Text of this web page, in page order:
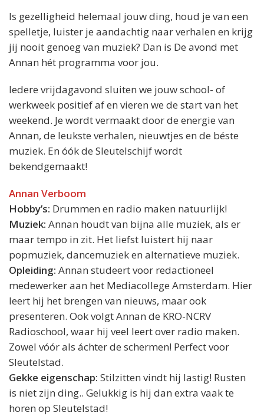
Is gezelligheid helemaal jouw ding, houd je van een
spelletje, luister je aandachtig naar verhalen en krijg
jij nooit genoeg van muziek? Dan is De avond met
Annan hét programma voor jou.
Iedere vrijdagavond sluiten we jouw school- of
werkweek positief af en vieren we de start van het
weekend. Je wordt vermaakt door de energie van
Annan, de leukste verhalen, nieuwtjes en de béste
muziek. En óók de Sleutelschijf wordt
bekendgemaakt!
Annan Verboom
Hobby’s: Drummen en radio maken natuurlijk!
Muziek: Annan houdt van bijna alle muziek, als er
maar tempo in zit. Het liefst luistert hij naar
popmuziek, dancemuziek en alternatieve muziek.
Opleiding: Annan studeert voor redactioneel
medewerker aan het Mediacollege Amsterdam. Hier
leert hij het brengen van nieuws, maar ook
presenteren. Ook volgt Annan de KRO-NCRV
Radioschool, waar hij veel leert over radio maken.
Zowel vóór als áchter de schermen! Perfect voor
Sleutelstad.
Gekke eigenschap: Stilzitten vindt hij lastig! Rusten
is niet zijn ding.. Gelukkig is hij dan extra vaak te
horen op Sleutelstad!